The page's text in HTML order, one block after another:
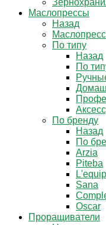
Маслопрессы
Назад
По типу
Назад
По
По бренду
Назад
По
Arzia
Piteba
L'equip
Sana
Oscar
Проращиватели